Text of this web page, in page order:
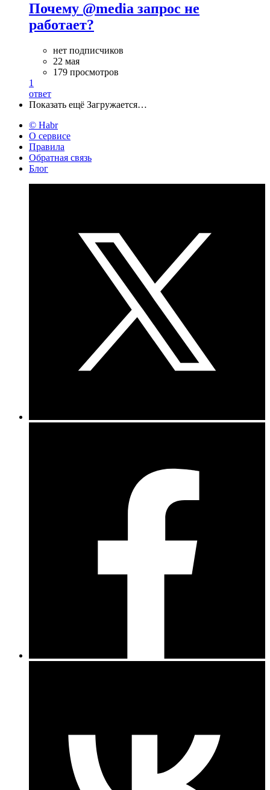
Почему @media запрос не
работает?
нет подписчиков
22 мая
179 просмотров
1
ответ
Показать ещё Загружается…
© Habr
О сервисе
Правила
Обратная связь
Блог